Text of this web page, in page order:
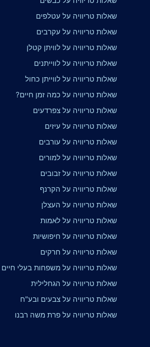
שאלות טריוויה על עטלפים
שאלות טריוויה על עקרבים
שאלות טריוויה על לוויתן קטלן
שאלות טריוויה על לווייתנים
שאלות טריוויה על לווייתן כחול
שאלות טריוויה על כמה זמן חיים?
שאלות טריוויה על צפרדעים
שאלות טריוויה על עיזים
שאלות טריוויה על עורבים
שאלות טריוויה על למורים
שאלות טריוויה על זבובים
שאלות טריוויה על הקרנף
שאלות טריוויה על העצלן
שאלות טריוויה על לאמות
שאלות טריוויה על חיפושיות
שאלות טריוויה על חרקים
שאלות טריוויה על משפחות בעלי חיים
שאלות טריוויה על הגחלילית
שאלות טריוויה על צבעים ובע"ח
שאלות טריוויה על פרת משה רבנו